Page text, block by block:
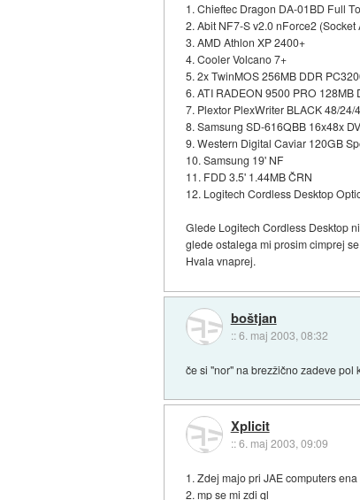
1. Chieftec Dragon DA-01BD Full
2. Abit NF7-S v2.0 nForce2
3. AMD Athlon XP 2400+
4. Cooler Volcano 7+
5. 2x TwinMOS 256MB DDR
6. ATI RADEON 9500 PRO 128MB
7. Plextor PlexWriter BLACK 48/
8. Samsung SD-616QBB 16x48x
9. Western Digital Caviar 120GB
10. Samsung 19' NF
11. FDD 3.5' 1.44MB ČRN
12. Logitech Cordless Desktop
Glede Logitech Cordless Desktop
glede ostalega mi prosim cimprej
Hvala vnaprej.
boštjan
::6. maj 2003, 08:32
če si "nor" na brezžično zadeve
Xplicit
::6. maj 2003, 09:09
1. Zdej majo pri JAE computers
2. mp se mi zdi ql